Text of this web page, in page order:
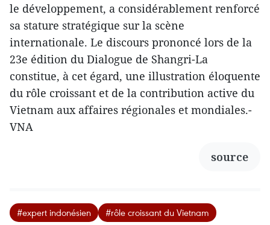
le développement, a considérablement renforcé
sa stature stratégique sur la scène
internationale. Le discours prononcé lors de la
23e édition du Dialogue de Shangri-La
constitue, à cet égard, une illustration éloquente
du rôle croissant et de la contribution active du
Vietnam aux affaires régionales et mondiales.-
VNA
source
#expert indonésien #rôle croissant du Vietnam